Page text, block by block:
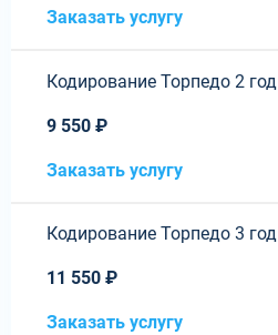
Заказать услугу
Кодирование Торпедо 2 год
9 550 ₽
Заказать услугу
Кодирование Торпедо 3 год
11 550 ₽
Заказать услугу